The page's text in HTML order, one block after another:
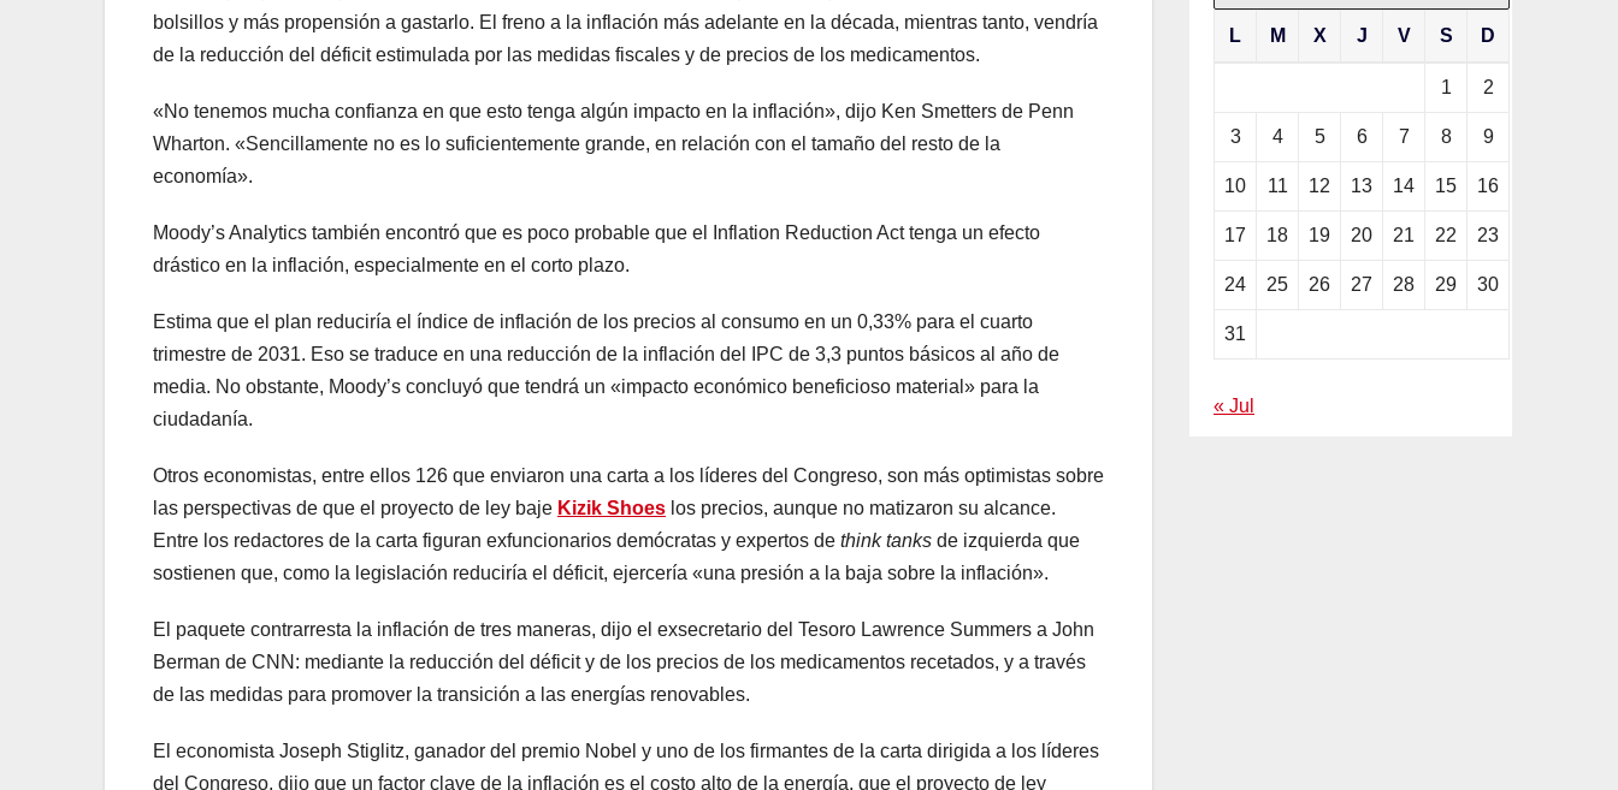
bolsillos y más propensión a gastarlo. El freno a la inflación más adelante en la década, mientras tanto, vendría
de la reducción del déficit estimulada por las medidas fiscales y de precios de los medicamentos.
«No tenemos mucha confianza en que esto tenga algún impacto en la inflación», dijo Ken Smetters de Penn
Wharton. «Sencillamente no es lo suficientemente grande, en relación con el tamaño del resto de la
economía».
Moody’s Analytics también encontró que es poco probable que el Inflation Reduction Act tenga un efecto
drástico en la inflación, especialmente en el corto plazo.
Estima que el plan reduciría el índice de inflación de los precios al consumo en un 0,33% para el cuarto
trimestre de 2031. Eso se traduce en una reducción de la inflación del IPC de 3,3 puntos básicos al año de
media. No obstante, Moody’s concluyó que tendrá un «impacto económico beneficioso material» para la
ciudadanía.
Otros economistas, entre ellos 126 que enviaron una carta a los líderes del Congreso, son más optimistas sobre
las perspectivas de que el proyecto de ley baje Kizik Shoes los precios, aunque no matizaron su alcance.
Entre los redactores de la carta figuran exfuncionarios demócratas y expertos de think tanks de izquierda que
sostienen que, como la legislación reduciría el déficit, ejercería «una presión a la baja sobre la inflación».
El paquete contrarresta la inflación de tres maneras, dijo el exsecretario del Tesoro Lawrence Summers a John
Berman de CNN: mediante la reducción del déficit y de los precios de los medicamentos recetados, y a través
de las medidas para promover la transición a las energías renovables.
El economista Joseph Stiglitz, ganador del premio Nobel y uno de los firmantes de la carta dirigida a los líderes
del Congreso, dijo que un factor clave de la inflación es el costo alto de la energía, que el proyecto de ley
L M X J V S D
1 2
3 4 5 6 7 8 9
10 11 12 13 14 15 16
17 18 19 20 21 22 23
24 25 26 27 28 29 30
31
« Jul